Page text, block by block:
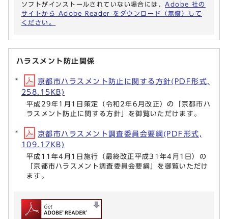
ソフトがインストールされていない場合には、 Adobe 社の
サイトから Adobe Reader をダウンロード（無償）して
ください。
ハラスメント防止関係
京都市ハラスメント防止に関する方針(PDF形式,
258.15KB)
平成29年1月1日策定（令和2年6月改正）の「京都市ハ
ラスメント防止に関する方針」を御覧いただけます。
京都市ハラスメント調査委員会要綱(PDF形式,
109.17KB)
平成11年4月1日施行（最終改正平成31年4月1日）の
「京都市ハラスメント調査委員会要綱」を御覧いただけ
ます。